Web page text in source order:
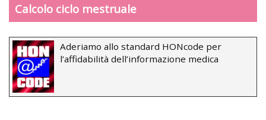
Calcolo ciclo mestruale
Aderiamo allo standard HONcode per
l’affidabilità dell’informazione medica